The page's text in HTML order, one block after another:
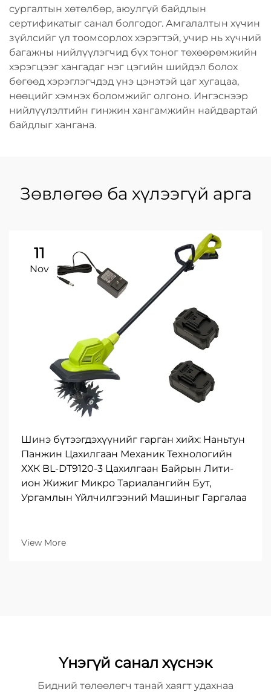
сургалтын хөтөлбөр, аюулгүй байдлын
сертификатыг санал болгодог. Амгалалтын хүчин
зүйлсийг үл тоомсорлох хэрэгтэй, учир нь хүчний
багажны нийлүүлэгчид бүх тоног төхөөрөмжийн
хэрэгцээг хангадаг нэг цэгийн шийдэл болох
бөгөөд хэрэглэгчдэд үнэ цэнэтэй цаг хугацаа,
нөөцийг хэмнэх боломжийг олгоно. Ингэснээр
нийлүүлэлтийн гинжин хангамжийн найдвартай
байдлыг хангана.
Зөвлөгөө ба хүлээгүй арга
11
Nov
Шинэ бүтээгдэхүүнийг гарган хийх: Наньтун
Панжин Цахилгаан Механик Технологийн
ХХК BL-DT9120-3 Цахилгаан Байрын Лити-
ион Жижиг Микро Тариалангийн Бут,
Ургамлын Үйлчилгээний Машиныг Гаргалаа
View More
Үнэгүй санал хүснэк
Бидний төлөөлөгч танай хаягт удахнаа